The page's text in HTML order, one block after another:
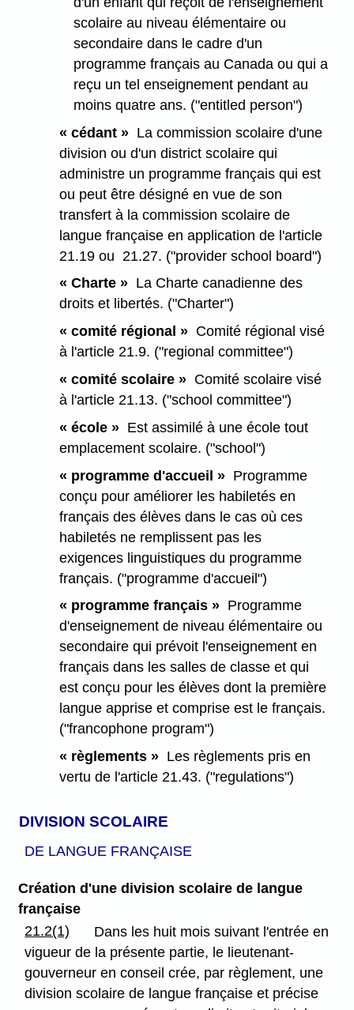
scolaire au niveau élémentaire ou
secondaire dans le cadre d'un
programme français au Canada ou qui a
reçu un tel enseignement pendant au
moins quatre ans. ("entitled person")
« cédant » La commission scolaire d'une
division ou d'un district scolaire qui
administre un programme français qui est
ou peut être désigné en vue de son
transfert à la commission scolaire de
langue française en application de l'article
21.19 ou 21.27. ("provider school board")
« Charte » La Charte canadienne des
droits et libertés. ("Charter")
« comité régional » Comité régional visé
à l'article 21.9. ("regional committee")
« comité scolaire » Comité scolaire visé
à l'article 21.13. ("school committee")
« école » Est assimilé à une école tout
emplacement scolaire. ("school")
« programme d'accueil » Programme
conçu pour améliorer les habiletés en
français des élèves dans le cas où ces
habiletés ne remplissent pas les
exigences linguistiques du programme
français. ("programme d'accueil")
« programme français » Programme
d'enseignement de niveau élémentaire ou
secondaire qui prévoit l'enseignement en
français dans les salles de classe et qui
est conçu pour les élèves dont la première
langue apprise et comprise est le français.
("francophone program")
« règlements » Les règlements pris en
vertu de l'article 21.43. ("regulations")
DIVISION SCOLAIRE
DE LANGUE FRANÇAISE
Création d'une division scolaire de langue
française
21.2(1)
Dans les huit mois suivant l'entrée en
vigueur de la présente partie, le lieutenant-
gouverneur en conseil crée, par règlement, une
division scolaire de langue française et précise